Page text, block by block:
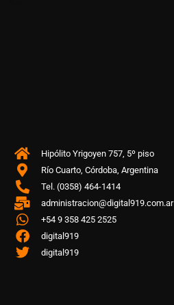
Hipólito Yrigoyen 757, 5º piso
Río Cuarto, Córdoba, Argentina
Tel. (0358) 464-1414
administracion@digital919.com.ar
+54 9 358 425 2525
digital919
digital919